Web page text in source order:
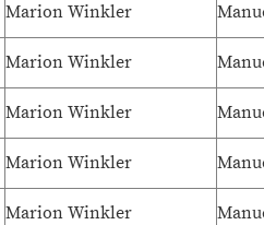
Marion Winkler
Marion Winkler
Marion Winkler
Marion Winkler
Marion Winkler